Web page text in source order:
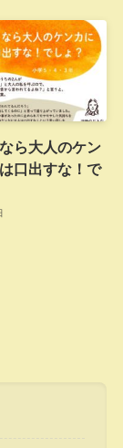
ら大人のケン
口出すな！で